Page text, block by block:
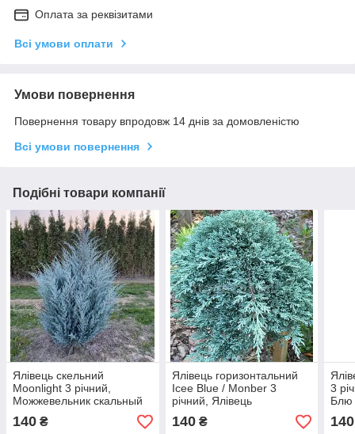
Оплата за реквізитами
Всі умови оплати
Умови повернення
Повернення товару впродовж 14 днів за домовленістю
Всі умови повернення
Подібні товари компанії
Ялівець скельний
Moonlight 3 річний,
Можжевельник скальный
Мунлайт, Juniperus
scopulorum Moonlight
140 ₴
Ялівець горизонтальний
Ісее Blue / Monber 3
річний, Ялівець
горизонтальний Айс Блю /
Монбер, Juniperus
140₴
3
Блю
140